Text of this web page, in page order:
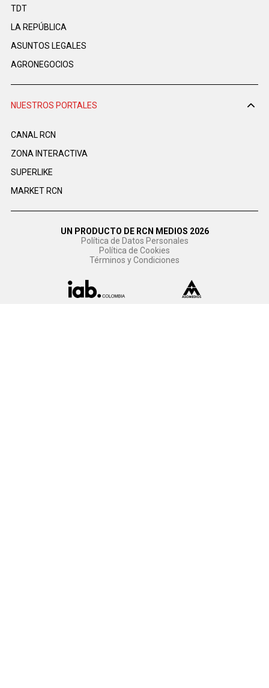
TDT
LA REPÚBLICA
ASUNTOS LEGALES
AGRONEGOCIOS
NUESTROS PORTALES
CANAL RCN
ZONA INTERACTIVA
SUPERLIKE
MARKET RCN
UN PRODUCTO DE RCN MEDIOS 2026
Política de Datos Personales
Política de Cookies
Términos y Condiciones